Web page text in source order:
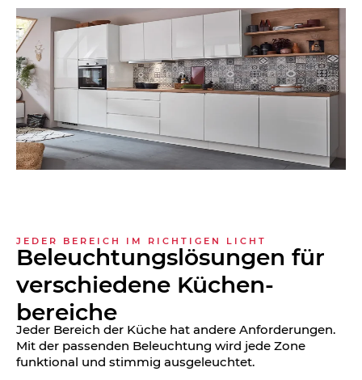
JEDER BEREICH IM RICHTIGEN LICHT
Beleuchtungs­lösungen für
verschiedene Küchen­
bereiche
Jeder Bereich der Küche hat andere Anforderungen.
Mit der passenden Beleuchtung wird jede Zone
funktional und stimmig ausgeleuchtet.